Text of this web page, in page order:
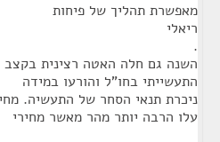
מאפשרת תהליך של פיחות
ריאלי
.
השנה גם חלה האטה רצינית בקצב
התעשייתי בחו"ל והורעו במידה
ניכרת תנאי הסחר של התעשיה.
עלו הרבה יותר מהר מאשר מחירי